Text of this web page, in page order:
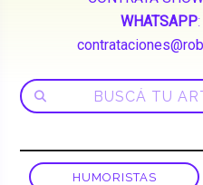
WHATSAPP:
HUMORISTAS